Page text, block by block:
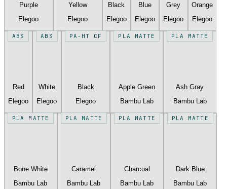
Purple
Elegoo
Yellow
Elegoo
Black
Elegoo
Blue
Elegoo
Grey
Elegoo
Orange
Elegoo
ABS
Red
Elegoo
ABS
White
Elegoo
PA-HT CF
Black
Elegoo
PLA MATTE
Apple Green
Bambu Lab
PLA MATTE
Ash Gray
Bambu Lab
PLA MATTE
Bone White
Bambu Lab
PLA MATTE
Caramel
Bambu Lab
PLA MATTE
Charcoal
Bambu Lab
PLA MATTE
Dark Blue
Bambu Lab